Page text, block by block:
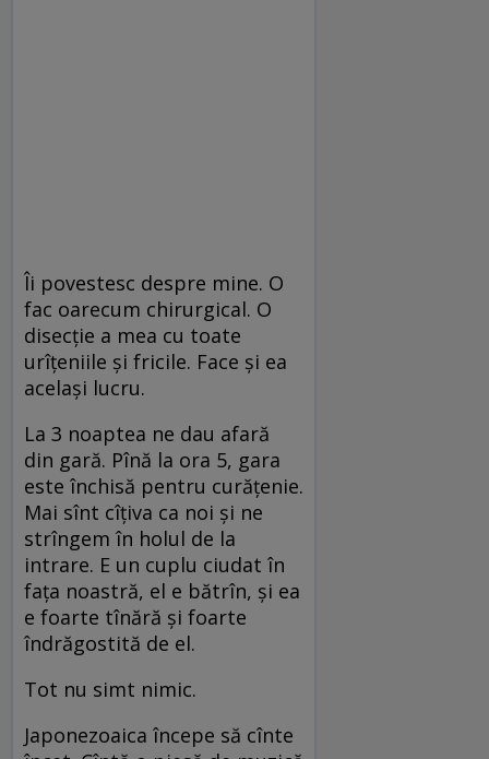
Îi povestesc despre mine. O
fac oarecum chirurgical. O
disecţie a mea cu toate
urîţeniile şi fricile. Face şi ea
acelaşi lucru.
La 3 noaptea ne dau afară
din gară. Pînă la ora 5, gara
este închisă pentru curăţenie.
Mai sînt cîţiva ca noi şi ne
strîngem în holul de la
intrare. E un cuplu ciudat în
faţa noastră, el e bătrîn, şi ea
e foarte tînără şi foarte
îndrăgostită de el.
Tot nu simt nimic.
Japonezoaica începe să cînte